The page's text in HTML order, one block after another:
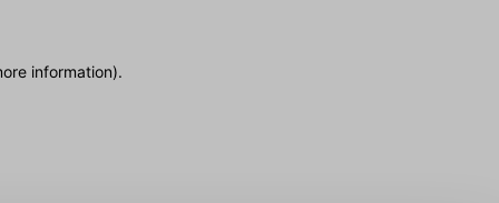
information).